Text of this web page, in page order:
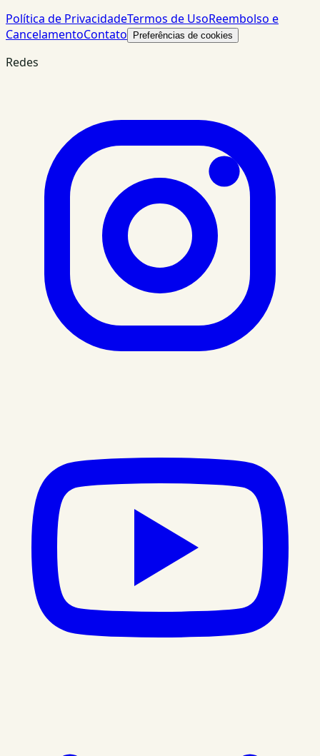
Política de PrivacidadeTermos de UsoReembolso e
CancelamentoContato Preferências de cookies
Redes